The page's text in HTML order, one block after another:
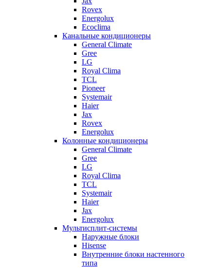
Rovex
Energolux
Ecoclima
Канальные кондиционеры
General Climate
Gree
LG
Royal Clima
TCL
Pioneer
Systemair
Haier
Jax
Rovex
Energolux
Колонные кондиционеры
General Climate
Gree
LG
Royal Clima
TCL
Systemair
Haier
Jax
Energolux
Мультисплит-системы
Наружные блоки
Hisense
Внутренние блоки настенного
типа